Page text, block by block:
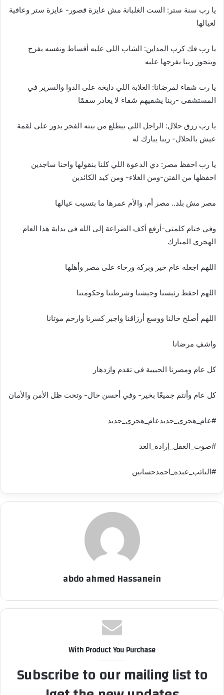
يا رب سنة ستر: الست الغلبانة مش عايزة قصور- عايزة ستر وعافية
لعيالها
يا رب فك كرب المداين: الشاب اللي عليه أقساط ونفسه يفرح
ويتجوز ربنا يفرجها عليه
يا رب شفاء لمرضانا: الغلابة اللي دايخة على الدوا والسرير في
المستشفى -ربنا يشفيهم شفاء لا يغادر سقمًا
يا رب رزق حلال: الراجل اللي بيطلع من بيته الفجر يدور على لقمة
عيش بالحلال- ربنا يبارك له
يا رب احفظ مصر: دي الدعوة اللي كلنا بنقولها واحنا ساجدين
احفظها من الفتن-ومن الغلاء- ومن كيد الكائدين
مصر مش بلد.. مصر أم. والأم عمرها ما بتسيب عيالها
وفي ختام كلمتي-أرفع أكف الضراعة إلى الله في بداية هذا العام
الهجري المبارك
اللهم اجعله عام خير وبركة ورخاء على مصر وأهلها
اللهم احفظ رئيسنا وجيشنا وشرطتنا وحكومتنا
اللهم أصلح حالنا ووسع أرزاقنا واجبر كسرنا وارحم موتانا
واشفِ مرضانا
كل عام ومصرنا الحبيبة في تقدم وازدهار
كل عام وأنتم جميعًا بخير- وفي أحسن حال- وتحت ظل الأمن والأمان
#عام_هجري_جديدعام_هجري_جديد
#صوت_العقل_إرادة_الغد
#النائب_عبده_احمدحسانين
abdo ahmed Hassanein
With Product You Purchase
Subscribe to our mailing list to